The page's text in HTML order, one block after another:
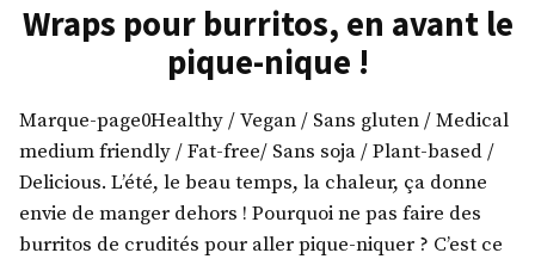
Wraps pour burritos, en avant le
pique-nique !
Marque-page0Healthy / Vegan / Sans gluten / Medical
medium friendly / Fat-free/ Sans soja / Plant-based /
Delicious. L’été, le beau temps, la chaleur, ça donne
envie de manger dehors ! Pourquoi ne pas faire des
burritos de crudités pour aller pique-niquer ? C’est ce